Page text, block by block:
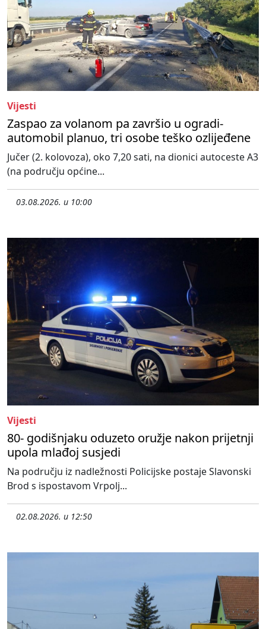
Vijesti
Zaspao za volanom pa završio u ogradi-
automobil planuo, tri osobe teško ozlijeđene
Jučer (2. kolovoza), oko 7,20 sati, na dionici autoceste A3
(na području općine...
03.08.2026. u 10:00
Vijesti
80- godišnjaku oduzeto oružje nakon prijetnji
upola mlađoj susjedi
Na području iz nadležnosti Policijske postaje Slavonski
Brod s ispostavom Vrpolj...
02.08.2026. u 12:50